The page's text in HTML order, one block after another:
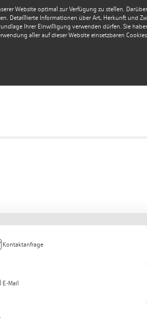
Website optimal zur Verfügung zu stellen.
Detaillierte Informationen über Art, Herkunft und
Ihrer Einwilligung verwenden dürfen. Sie
aller auf dieser Website einsetzbaren
Kontaktanfrage
E-Mail